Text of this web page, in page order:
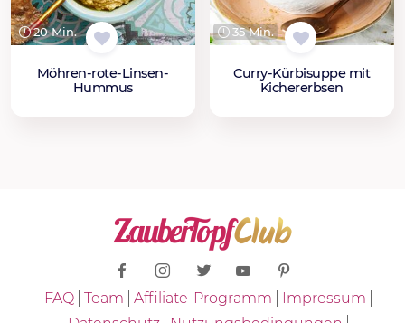
20 Min.
Möhren-rote-Linsen-
Hummus
35 Min.
Curry-Kürbisuppe mit
Kichererbsen
FAQ Team Affiliate-Programm
Impressum